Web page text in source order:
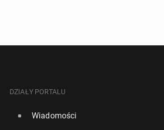
DZIAŁY PORTALU
Wiadomości